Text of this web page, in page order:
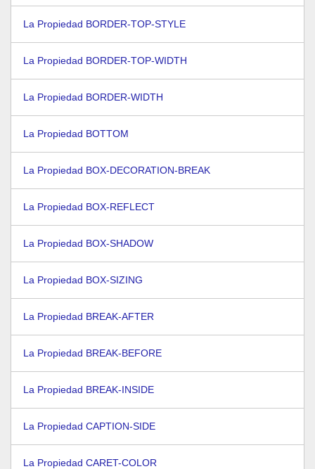
La Propiedad BORDER-TOP-STYLE
La Propiedad BORDER-TOP-WIDTH
La Propiedad BORDER-WIDTH
La Propiedad BOTTOM
La Propiedad BOX-DECORATION-BREAK
La Propiedad BOX-REFLECT
La Propiedad BOX-SHADOW
La Propiedad BOX-SIZING
La Propiedad BREAK-AFTER
La Propiedad BREAK-BEFORE
La Propiedad BREAK-INSIDE
La Propiedad CAPTION-SIDE
La Propiedad CARET-COLOR